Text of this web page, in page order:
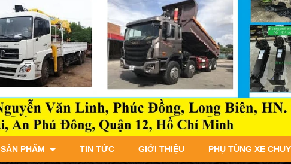
SẢN PHẨM TIN TỨC GIỚI THIỆU PHỤ TÙNG XE